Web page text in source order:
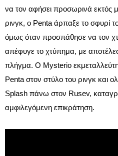
να τον αφήσει προσωρινά εκτός
ρινγκ, ο Penta άρπαξε το σφυρί
όμως όταν προσπάθησε να τον
απέφυγε το χτύπημα, με
πλήγμα. Ο Mysterio
Penta στον στύλο του ρινγκ και
Splash πάνω στον Rusev,
αμφιλεγόμενη επικράτηση.